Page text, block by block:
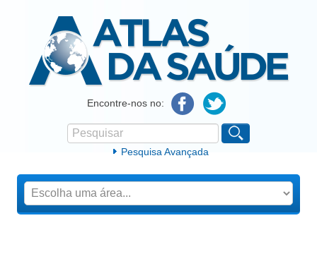
Atlas da SaúdeEncontre-nos no:
Formulário de procura
Pesquisar
Pesquisa Avançada